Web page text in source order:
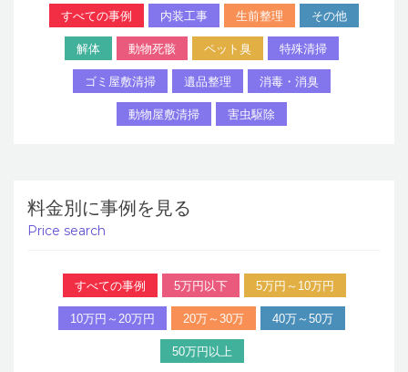
すべての事例 内装工事 生前整理 その他
解体 動物死骸 ペット臭 特殊清掃
ゴミ屋敷清掃 遺品整理 消毒・消臭
動物屋敷清掃 害虫駆除
料金別に事例を見る
Price search
すべての事例 5万円以下 5万円～10万円
10万円～20万円 20万～30万 40万～50万
50万円以上